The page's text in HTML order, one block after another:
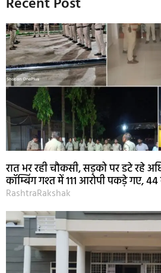
रात भर रही चौकसी, सड़को पर डटे रहे
कॉम्बिंग गश्त में 111 आरोपी पकड़े गए, 44
RashtraRakshak